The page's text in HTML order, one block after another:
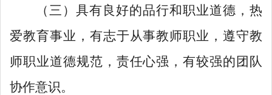
（三）具有良好的品行和职业道德，热
爱教育事业，有志于从事教师职业，遵守教
师职业道德规范，责任心强，有较强的团队
协作意识。